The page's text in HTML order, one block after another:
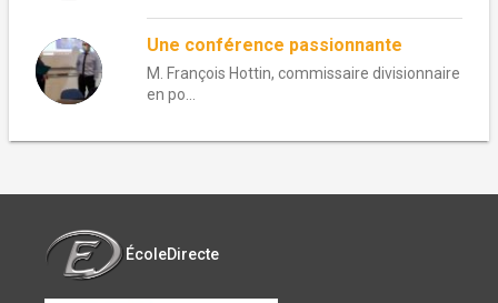
Une conférence passionnante
M. François Hottin, commissaire divisionnaire
en po...
ÉcoleDirecte